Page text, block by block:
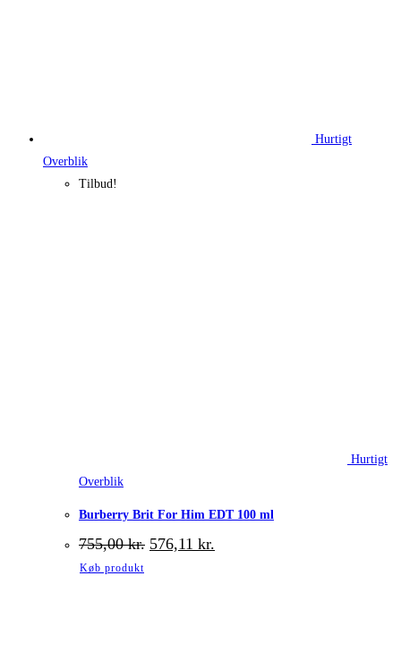
Hurtigt
Overblik
Tilbud!
Hurtigt
Overblik
Burberry Brit For Him EDT 100 ml
755,00kr. Den
oprindelige
576,11 kr.
Køb produkt